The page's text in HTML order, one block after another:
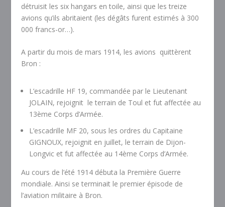
détruisit les six hangars en toile, ainsi que les treize
avions qu’ils abritaient (les dégâts furent estimés à 300
000 francs-or…).
A partir du mois de mars 1914, les avions quittèrent
Bron :
L’escadrille HF 19, commandée par le Lieutenant
JOLAIN, rejoignit le terrain de Toul et fut affectée au
13ème Corps d’Armée.
L’escadrille MF 20, sous les ordres du Capitaine
GIGNOUX, rejoignit en juillet, le terrain de Dijon-
Longvic et fut affectée au 14ème Corps d’Armée.
Au cours de l’été 1914 débuta la Première Guerre
mondiale. Ainsi se terminait le premier épisode de
l’aviation militaire à Bron.